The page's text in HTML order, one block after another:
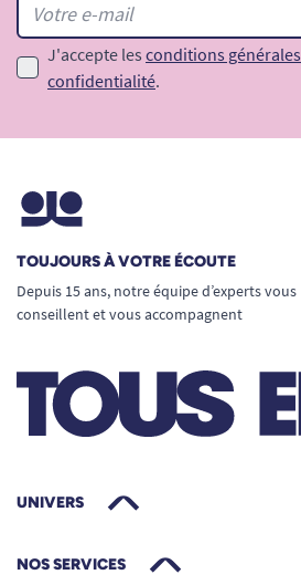
J'accepte les conditions générales
confidentialité.
TOUJOURS À VOTRE ÉCOUTE
Depuis 15 ans, notre équipe d’experts vous
conseillent et vous accompagnent
UNIVERS
NOS SERVICES